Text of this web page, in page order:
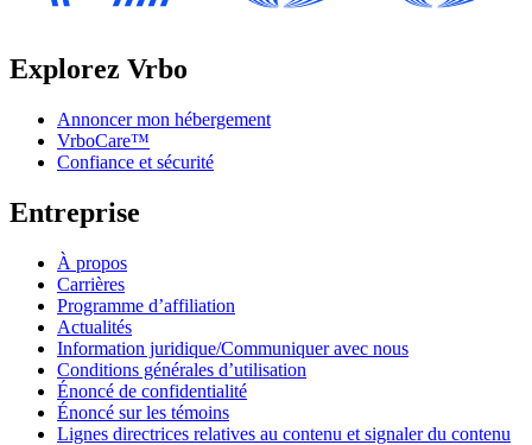
Explorez Vrbo
Annoncer mon hébergement
VrboCare™
Confiance et sécurité
Entreprise
À propos
Carrières
Programme d’affiliation
Actualités
Information juridique/Communiquer avec nous
Conditions générales d’utilisation
Énoncé de confidentialité
Énoncé sur les témoins
Lignes directrices relatives au contenu et signaler du contenu